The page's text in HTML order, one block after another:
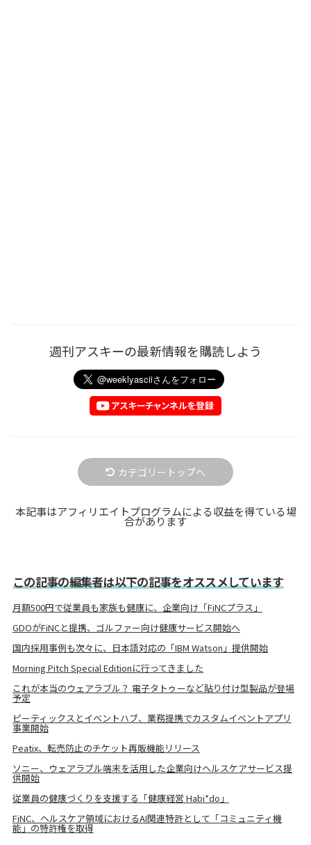
週刊アスキーの最新情報を購読しよう
カテゴリートップへ
本記事はアフィリエイトプログラムによる収益を得ている場
合があります
この記事の編集者は以下の記事をオススメしています
月額500円で従業員も家族も健康に、企業向け「FiNCプラス」
GDOがFiNCと提携、ゴルファー向け健康サービス開始へ
国内採用事例も次々に、日本語対応の「IBM Watson」提供開始
Morning Pitch Special Editionに行ってきました
これが本当のウェアラブル？ 電子タトゥーなど貼り付け型製品が登場
予定
ピーティックスとイベントハブ、業務提携でカスタムイベントアプリ
事業開始
Peatix、転売防止のチケット再販機能リリース
ソニー、ウェアラブル端末を活用した企業向けヘルスケアサービス提
供開始
従業員の健康づくりを支援する「健康経営 Habi*do」
FiNC、ヘルスケア領域におけるAI関連特許として「コミュニティ機
能」の特許権を取得